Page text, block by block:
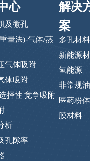
心
及微孔
量法)-气体/蒸
气体吸附
体吸附
择性 竞争吸附
析
孔隙率
解决
案
多孔材料
新能源
氢能源
非常规
医药粉体
膜材料